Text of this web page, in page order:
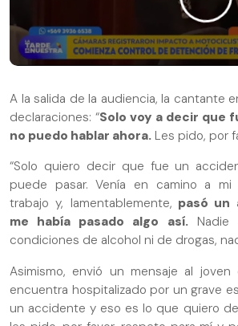
A la salida de la audiencia, la cantante
declaraciones: “Solo voy a decir que
no puedo hablar ahora. Les pido, por
“Solo quiero decir que fue un
puede pasar. Venía en camino a mi
trabajo y, lamentablemente, pasó un
me había pasado algo así.Nadie
condiciones de alcohol ni de drogas,
Asimismo, envió un mensaje al
encuentra hospitalizado por un grave
un accidente y eso es lo que quiero